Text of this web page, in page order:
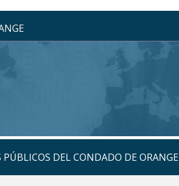
PÚBLICOS DEL CONDADO DE ORANGE